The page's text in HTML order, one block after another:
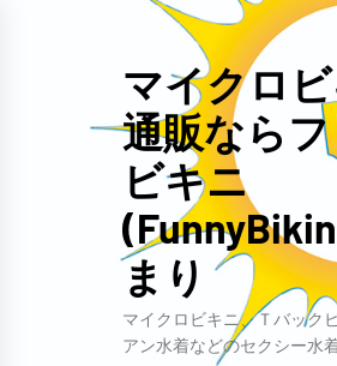
マイクロ
通販なら
ビキニ
まり
マイクロビキニ、Ｔバック
アン水着などのセクシー水